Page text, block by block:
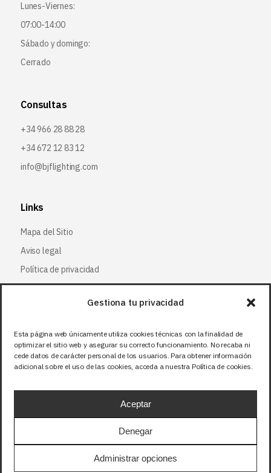
Gestiona tu privacidad
Esta página web únicamente utiliza cookies técnicas con la finalidad de
optimizar el sitio web y asegurar su correcto funcionamiento. No recaba ni
cede datos de carácter personal de los usuarios. Para obtener información
adicional sobre el uso de las cookies, acceda a nuestra Política de cookies.
Aceptar
Denegar
Administrar opciones
Lunes-Viernes:
07:00-14:00
Sábado y domingo:
Cerrado
Consultas
+34 966 28 88 28
+34 672 12 83 12
info@bjflighting.com
Links
Mapa del Sitio
Aviso legal
Política de privacidad
Política de cookies
Síguenos
Facebook
X (Twitter)
Instagram
Precios sin IVA (21%). Tasa RAEE incluida en